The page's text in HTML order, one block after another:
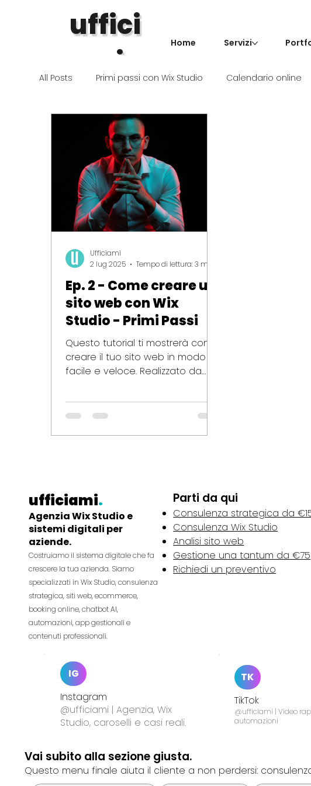
uffici
ami.
Home Servizi
All Posts Primi passi con Wix Studio Calendario online
Ep. 2 - Come creare un
sito web con Wix
Studio - Primi Passi
Questo tutorial ti mostrerà come
creare il tuo sito web in modo
facile e veloce. Realizzato da
a Milano , scelta da centinaia di
clienti contenti. Questo tutorial ti
Cos'è Wix Studio? Come creare
un sito web Wix Studio è la
piattaforma all-in-one per
creare siti web eccezionali, p
Ufficiami
2 lug 2025
ufficiami.
Agenzia Wix Studio e
sistemi digitali per
aziende.
Costruiamo il sistema digitale che fa
crescere la tua azienda. Siamo
specializzati in Wix Studio, consulenza
strategica, siti web, ecommerce,
booking online, chatbot AI,
automazioni, app gestionali e
contenuti professionali.
Parti da qui
Consulenza strategica da
Consulenza Wix Studio
Analisi sito web
Gestione una tantum da €75
Richiedi un preventivo
IG
Instagram
@ufficiami | Agenzia, Wix
Studio, caroselli e casi reali.
TK
TikTok
@ufficiami | Video
automazioni
Vai subito alla sezione giusta.
Questo menu finale aiuta il cliente a non perdersi: